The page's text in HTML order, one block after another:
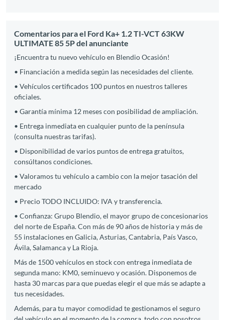
Comentarios para el Ford Ka+ 1.2 TI-VCT 63KW
ULTIMATE 85 5P del anunciante
¡Encuentra tu nuevo vehículo en Blendio Ocasión!
• Financiación a medida según las necesidades del cliente.
• Vehículos certificados 100 puntos en nuestros talleres
oficiales.
• Garantía mínima 12 meses con posibilidad de ampliación.
• Entrega inmediata en cualquier punto de la península
(consulta nuestras tarifas).
• Disponibilidad de varios puntos de entrega gratuitos,
consúltanos condiciones.
• Valoramos tu vehículo a cambio con la mejor tasación del
mercado
• Precio TODO INCLUIDO: IVA y transferencia.
• Confianza: Grupo Blendio, el mayor grupo de concesionarios
del norte de España. Con más de 90 años de historia y más de
55 instalaciones en Galicia, Asturias, Cantabria, País Vasco,
Ávila, Salamanca y La Rioja.
Más de 1500 vehículos en stock con entrega inmediata de
segunda mano: KM0, seminuevo y ocasión. Disponemos de
hasta 30 marcas para que puedas elegir el que más se adapte a
tus necesidades.
Además, para tu mayor comodidad te gestionamos el seguro